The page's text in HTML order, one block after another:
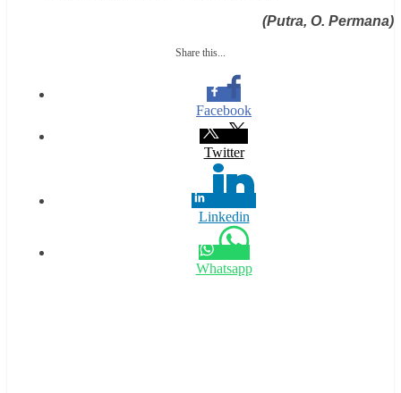
(Putra, O. Permana)
Share this...
Facebook
Twitter
Linkedin
Whatsapp